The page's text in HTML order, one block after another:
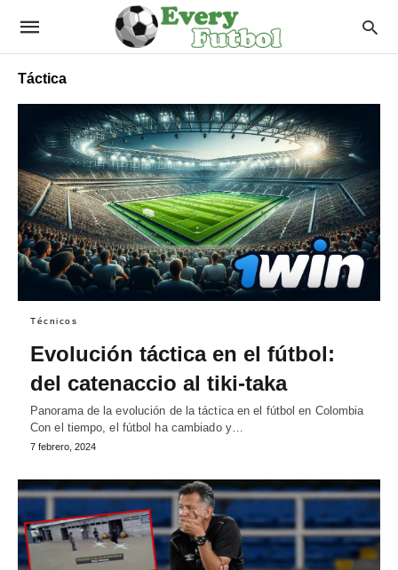
Táctica
Técnicos
Evolución táctica en el fútbol:
del catenaccio al tiki-taka
Panorama de la evolución de la táctica en el fútbol en Colombia
Con el tiempo, el fútbol ha cambiado y…
7 febrero, 2024